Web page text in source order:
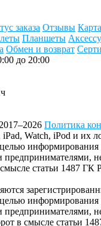
заказа Отзывы
Планшеты
Обмен и возврат
до 20:00
Политика
Watch, iPod и их
статьи 1487 ГК
в смысле статьи